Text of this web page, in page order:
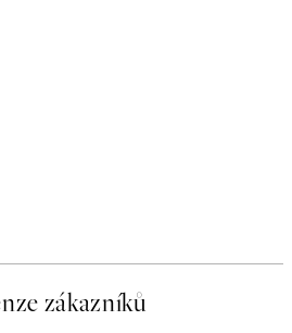
zákazníků